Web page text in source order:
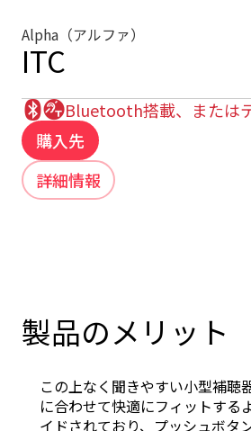
Alpha（アルファ）
ITC
Bluetooth搭載、または
購入先
詳細情報
製品のメリット
この上なく聞きやすい小型補聴
に合わせて快適にフィットする
イドされており、プッシュボタ